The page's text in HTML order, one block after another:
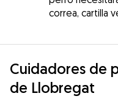
correa, cartilla
Cuidadores de
de Llobregat